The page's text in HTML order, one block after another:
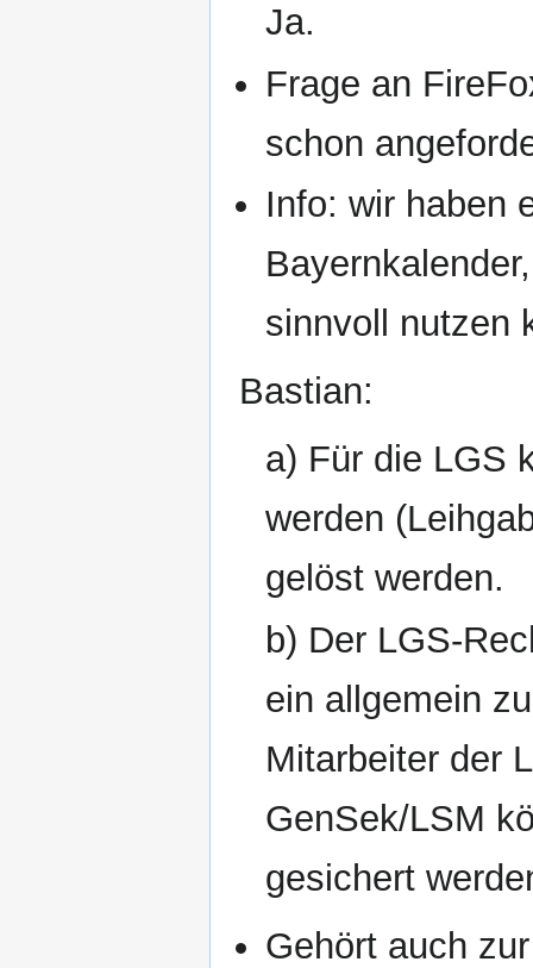
Ja.
Frage an
schon
Info: wir haben
sinnvoll nutzen
Bastian:
a) Für die LGS
werden
gelöst werden.
b) Der LGS-
ein allgemein
Mitarbeiter der
GenSek/LSM
gesichert
Gehört auch